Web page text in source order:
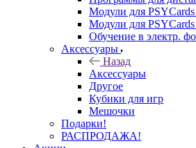
Модули для
Модули для
Обучение в электр.
Аксессуары
Назад
Аксессуары
Другое
Кубики для игр
Мешочки
Подарки!
РАСПРОДАЖА!